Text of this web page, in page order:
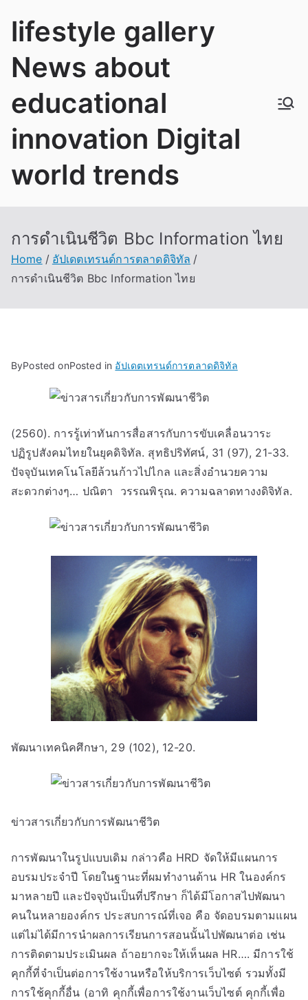
lifestyle gallery
News about
educational
innovation Digital
world trends
การดำเนินชีวิต Bbc Information ไทย
Home
อัปเดตเทรนด์การตลาดดิจิทัล
การดำเนินชีวิต Bbc Information ไทย
ByPosted onPosted in อัปเดตเทรนด์การตลาดดิจิทัล
(2560). การรู้เท่าทันการสื่อสารกับการขับเคลื่อนวาระ
ปฏิรูปสังคมไทยในยุคดิจิทัล. สุทธิปริทัศน์, 31 (97), 21-33.
ปัจจุบันเทคโนโลยีล้วนก้าวไปไกล และสิ่งอำนวยความ
สะดวกต่างๆ… ปณิตา วรรณพิรุณ. ความฉลาดทางงดิจิทัล.
พัฒนาเทคนิคศึกษา, 29 (102), 12-20.
ข่าวสารเกี่ยวกับการพัฒนาชีวิต
การพัฒนาในรูปแบบเดิม กล่าวคือ HRD จัดให้มีแผนการ
อบรมประจำปี โดยในฐานะที่ผมทำงานด้าน HR ในองค์กร
มาหลายปี และปัจจุบันเป็นที่ปรึกษา ก็ได้มีโอกาสไปพัฒนา
คนในหลายองค์กร ประสบการณ์ที่เจอ คือ จัดอบรมตามแผน
แต่ไม่ได้มีการนำผลการเรียนการสอนนั้นไปพัฒนาต่อ เช่น
การติดตามประเมินผล ถ้าอยากจะให้เห็นผล HR…. มีการใช้
คุกกี้ที่จำเป็นต่อการใช้งานหรือให้บริการเว็บไซต์ รวมทั้งมี
การใช้คุกกี้อื่น (อาทิ คุกกี้เพื่อการใช้งานเว็บไซต์ คุกกี้เพื่อ